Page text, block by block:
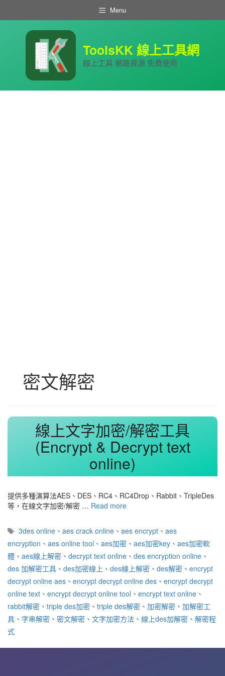
Menu
ToolsKK 線上工具網
線上工具 網路資源 免費使用
密文解密
線上文字加密/解密工具
(Encrypt & Decrypt text
online)
提供多種演算法AES、DES、RC4、RC4Drop、Rabbit、TripleDes
等，在線文字加密/解密 … Read more
標
籤
3des online 、aes crack online 、aes encrypt 、aes
encryption 、 aes online tool 、 aes加密 、 aes加密key 、 aes加密軟
體 、 aes線上解密 、 decrypt text online 、 des encryption online 、
des 加解密工具 、 des加密線上 、 des線上解密 、 des解密 、 encrypt
decrypt online aes 、 encrypt decrypt online des 、 encrypt decrypt
online text 、 encrypt decrypt online tool 、 encrypt text online 、
rabbit解密 、 triple des加密 、 triple des解密 、 加密解密 、 加解密工
具 、 字串解密 、 密文解密 、 文字加密方法 、 線上des加解密 、 解密程
式